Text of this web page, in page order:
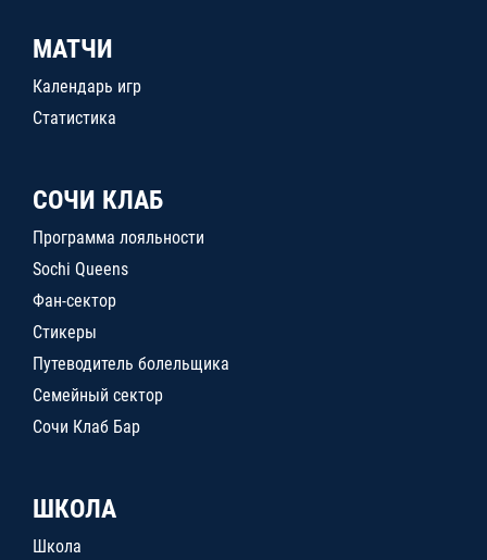
МАТЧИ
Календарь игр
Статистика
СОЧИ КЛАБ
Программа лояльности
Sochi Queens
Фан-сектор
Стикеры
Путеводитель болельщика
Семейный сектор
Сочи Клаб Бар
ШКОЛА
Школа